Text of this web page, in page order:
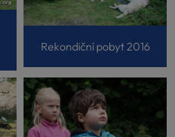
Rekondiční pobyt 2016